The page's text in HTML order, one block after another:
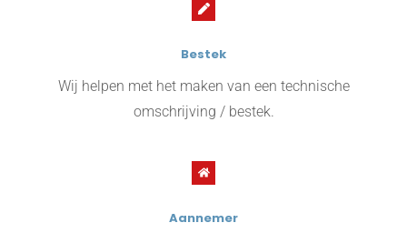
Bestek
Wij helpen met het maken van een technische
omschrijving / bestek.
Aannemer